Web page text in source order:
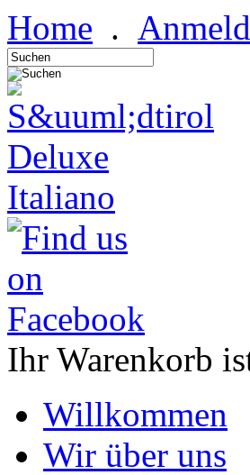
Home .
Italiano
Ihr Warenkorb
Willkommen
Wir über uns